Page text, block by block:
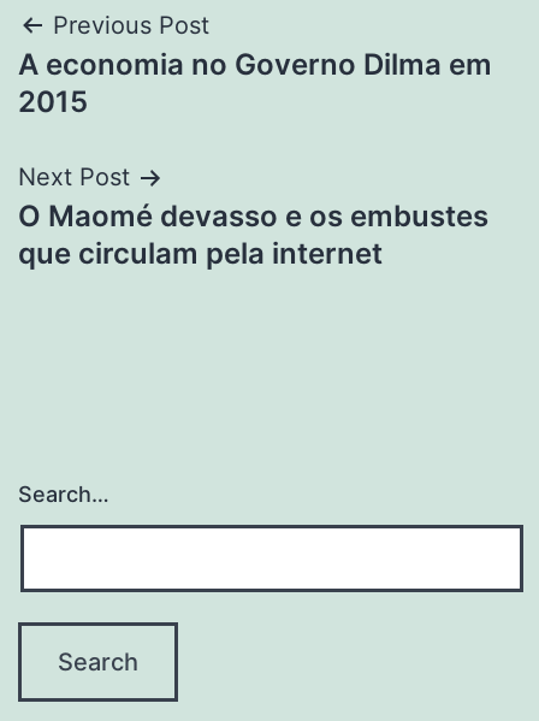
Post
navigation
Previous Post
A economia no Governo Dilma em
2015
Next Post
O Maomé devasso e os embustes
que circulam pela internet
Search…